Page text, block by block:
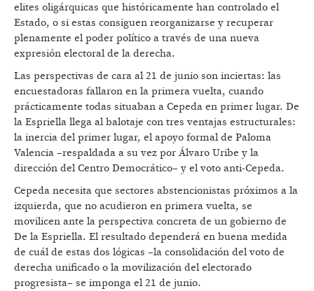
elites oligárquicas que históricamente han controlado el
Estado, o si estas consiguen reorganizarse y recuperar
plenamente el poder político a través de una nueva
expresión electoral de la derecha.
Las perspectivas de cara al 21 de junio son inciertas: las
encuestadoras fallaron en la primera vuelta, cuando
prácticamente todas situaban a Cepeda en primer lugar. De
la Espriella llega al balotaje con tres ventajas estructurales:
la inercia del primer lugar, el apoyo formal de Paloma
Valencia –respaldada a su vez por Álvaro Uribe y la
dirección del Centro Democrático– y el voto anti-Cepeda.
Cepeda necesita que sectores abstencionistas próximos a la
izquierda, que no acudieron en primera vuelta, se
movilicen ante la perspectiva concreta de un gobierno de
De la Espriella. El resultado dependerá en buena medida
de cuál de estas dos lógicas –la consolidación del voto de
derecha unificado o la movilización del electorado
progresista– se imponga el 21 de junio.